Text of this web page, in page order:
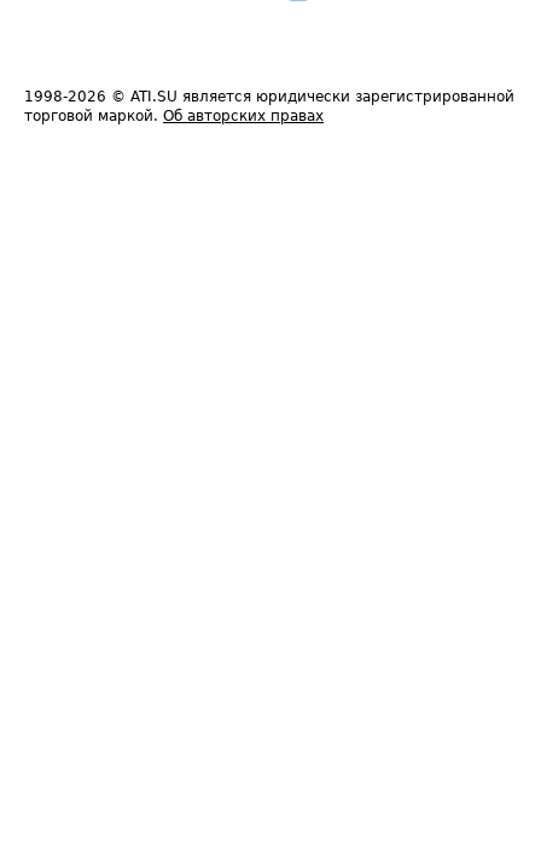
1998-2026 © ATI.SU является юридически зарегистрированной
торговой маркой. Об авторских правах